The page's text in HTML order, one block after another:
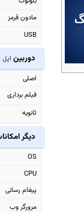
مادون قرمز
USB
دوربین اپل iPhone 3G
اصلی
فیلم برداری
ثانویه
دیگر
OS
CPU
پیغام رسانی
مرورگر وب